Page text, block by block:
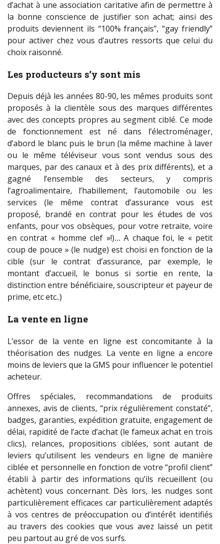
d’achat à une association caritative afin de permettre à
la bonne conscience de justifier son achat; ainsi des
produits deviennent ils “100% français”, “gay friendly”
pour activer chez vous d’autres ressorts que celui du
choix raisonné.
Les producteurs s’y sont mis
Depuis déjà les années 80-90, les mêmes produits sont
proposés à la clientèle sous des marques différentes
avec des concepts propres au segment ciblé. Ce mode
de fonctionnement est né dans l’électroménager,
d’abord le blanc puis le brun (la même machine à laver
ou le même téléviseur vous sont vendus sous des
marques, par des canaux et à des prix différents), et a
gagné l’ensemble des secteurs, y compris
l’agroalimentaire, l’habillement, l’automobile ou les
services (le même contrat d’assurance vous est
proposé, brandé en contrat pour les études de vos
enfants, pour vos obsèques, pour votre retraite, voire
en contrat « homme clef »!)… A chaque foi, le « petit
coup de pouce » (le nudge) est choisi en fonction de la
cible (sur le contrat d’assurance, par exemple, le
montant d’accueil, le bonus si sortie en rente, la
distinction entre bénéficiaire, souscripteur et payeur de
prime, etc etc..)
La vente en ligne
L’essor de la vente en ligne est concomitante à la
théorisation des nudges. La vente en ligne a encore
moins de leviers que la GMS pour influencer le potentiel
acheteur.
Offres spéciales, recommandations de produits
annexes, avis de clients, “prix régulièrement constaté”,
badges, garanties, expédition gratuite, engagement de
délai, rapidité de l’acte d’achat (le fameux achat en trois
clics), relances, propositions ciblées, sont autant de
leviers qu’utilisent les vendeurs en ligne de manière
ciblée et personnelle en fonction de votre “profil client”
établi à partir des informations qu’ils recueillent (ou
achètent) vous concernant. Dès lors, les nudges sont
particulièrement efficaces car particulièrement adaptés
à vos centres de préoccupation ou d’intérêt identifiés
au travers des cookies que vous avez laissé un petit
peu partout au gré de vos surfs.